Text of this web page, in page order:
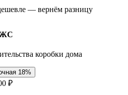
— вернём разницу
коробки дома
18%
₽